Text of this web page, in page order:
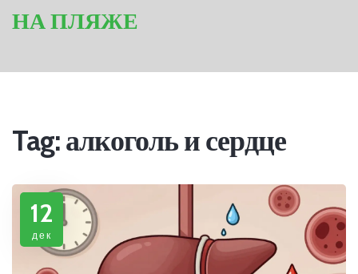
НА ПЛЯЖЕ
Tag: алкоголь и сердце
12
дек